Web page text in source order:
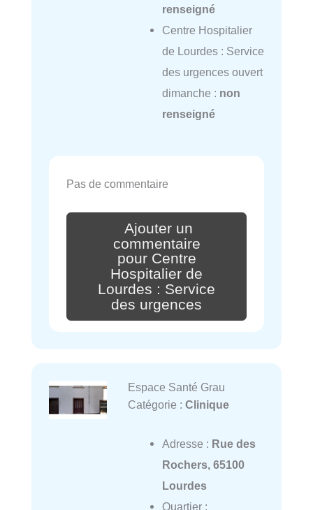
renseigné
Centre Hospitalier
de Lourdes : Service
des urgences ouvert
dimanche : non
renseigné
Pas de commentaire
Ajouter un
commentaire
pour Centre
Hospitalier de
Lourdes : Service
des urgences
Espace Santé Grau
Catégorie : Clinique
Adresse : Rue des
Rochers, 65100
Lourdes
Quartier :